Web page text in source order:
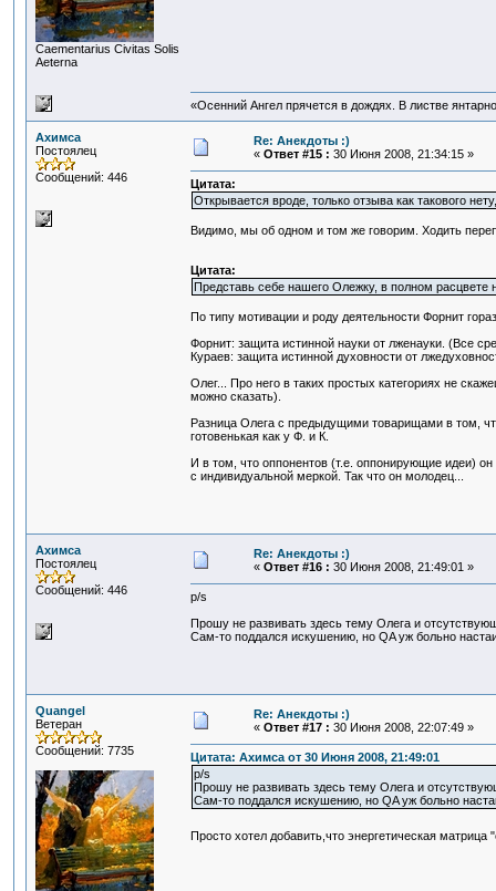
Сaementarius Civitas Solis
Aeterna
«Осенний Ангел прячется в дождях. В листве
Ахимса
Постоялец
Сообщений: 446
Re: Анекдоты :)
« Ответ #15 : 30 Июня 2008, 21:34:15 »
Цитата:
Открывается вроде, только отзыва как такового
Видимо, мы об одном и том же говорим. Ходить
Цитата:
Представь себе нашего Олежку, в полном расцвете
По типу мотивации и роду деятельности Форнит
Форнит: защита истинной науки от лженауки. (Все
Кураев: защита истинной духовности от
Олег... Про него в таких простых категориях не
можно сказать).
Разница Олега с предыдущими товарищами в том,
готовенькая как у Ф. и К.
И в том, что оппонентов (т.е. оппонирующие идеи)
с индивидуальной меркой. Так что он молодец...
Ахимса
Постоялец
Сообщений: 446
Re: Анекдоты :)
« Ответ #16 : 30 Июня 2008, 21:49:01 »
p/s
Прошу не развивать здесь тему Олега и
Сам-то поддался искушению, но QA уж больно
Quangel
Ветеран
Сообщений: 7735
Re: Анекдоты :)
« Ответ #17 : 30 Июня 2008, 22:07:49 »
Цитата: Ахимса от 30 Июня 2008, 21:49:01
p/s
Прошу не развивать здесь тему Олега и
Сам-то поддался искушению, но QA уж больно
Просто хотел добавить,что энергетическая